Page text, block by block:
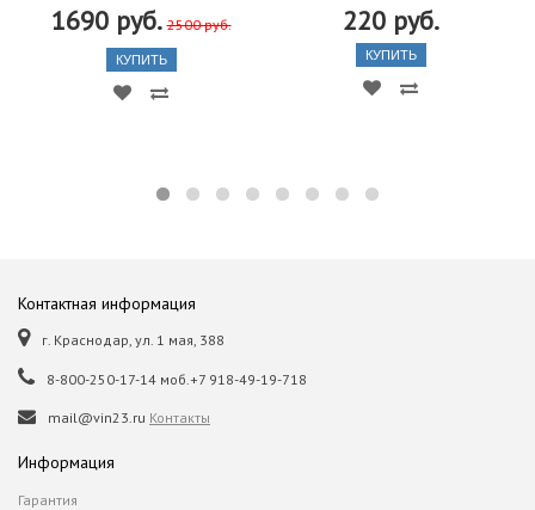
1690 руб. 2500 руб.
КУПИТЬ
220 руб.
КУПИТЬ
Контактная информация
г. Краснодар, ул. 1 мая, 388
8-800-250-17-14 моб.+7 918-49-19-718
mail@vin23.ru Контакты
Информация
Гарантия